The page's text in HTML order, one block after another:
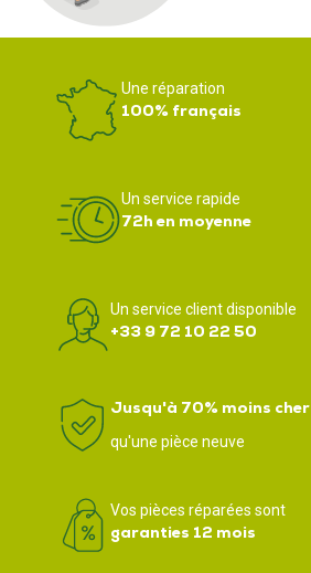
Une réparation
100% français
Un service rapide
72h en moyenne
Un service client disponible
+33 9 72 10 22 50
Jusqu'à 70% moins cher
qu'une pièce neuve
Vos pièces réparées sont
garanties 12 mois